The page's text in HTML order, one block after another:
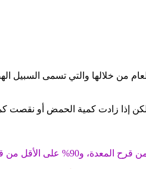
من خلالها والتي تسمى السبيل
إذا زادت كمية الحمض أو نقصت